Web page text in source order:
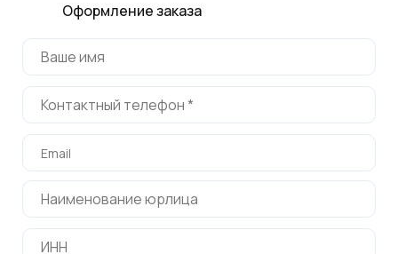
Оформление заказа